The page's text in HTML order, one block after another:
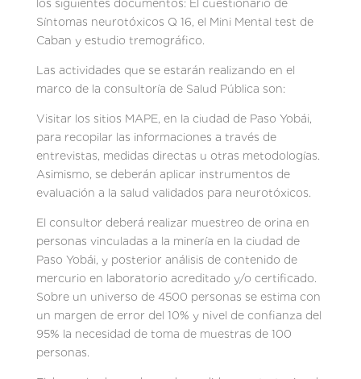
los siguientes documentos: El cuestionario de
Síntomas neurotóxicos Q 16, el Mini Mental test de
Caban y estudio tremográfico.
Las actividades que se estarán realizando en el
marco de la consultoría de Salud Pública son:
Visitar los sitios MAPE, en la ciudad de Paso Yobái,
para recopilar las informaciones a través de
entrevistas, medidas directas u otras metodologías.
Asimismo, se deberán aplicar instrumentos de
evaluación a la salud validados para neurotóxicos.
El consultor deberá realizar muestreo de orina en
personas vinculadas a la minería en la ciudad de
Paso Yobái, y posterior análisis de contenido de
mercurio en laboratorio acreditado y/o certificado.
Sobre un universo de 4500 personas se estima con
un margen de error del 10% y nivel de confianza del
95% la necesidad de toma de muestras de 100
personas.